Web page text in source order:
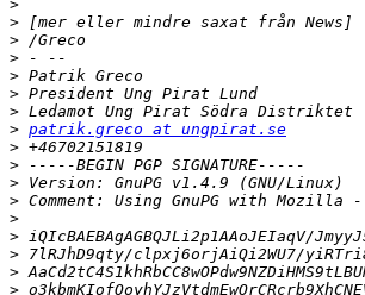
>
>
>
>
>
>
>
> patrik.greco at ungpirat.se
>
>
>
> Comment: Using GnuPG with Mozilla -
>
>
>
>
>